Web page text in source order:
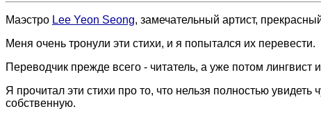
Маэстро Lee Yeon Seong, замечательный артист,
Меня очень тронули эти стихи, и я попытался их перевести.
Переводчик прежде всего - читатель, а уже потом
Я прочитал эти стихи про то, что нельзя полностью
собственную.